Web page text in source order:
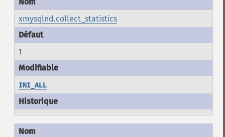
xmysqlnd.collect_statistics
1
INI_ALL